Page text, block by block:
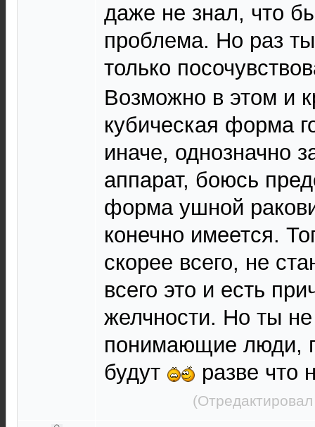
даже не знал, что
проблема. Но раз
только
Возможно в этом и
кубическая форма
иначе, однозначно
аппарат, боюсь
форма ушной
конечно имеется.
скорее всего, не
всего это и есть
желчности. Но ты
понимающие люди,
будут
разве что